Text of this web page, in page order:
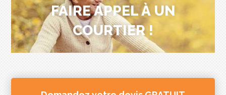
FAIRE APPEL À UN
COURTIER !